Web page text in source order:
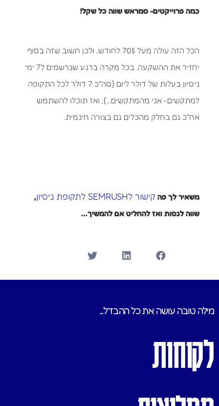
כמה פרוייקטים- סמראש שווה כל שקל!
הכל הזה עולה מעל 70$ לחודש, ולכן חשוב שזה בסוף
יחזיר את ההשקעה. בכל מקרה ברגע שנרשמים ל7 ימי
ניסיון בעלות של דולר ליום (סה"כ 7 דולר לכל התקופה
למתקשים- אני מהמתקשים…), ואז תוכלו להשתמש
אח"כ גם בחלק מהכלים גם בצורה חינמית.
משאיר לך פה קישור לSEMRUSH לתקופת ניסיון
,
שווה לנסות ואז להחליט אם להמשיך…
מילה טובה עושה את כל ההבדל...
לקוחות